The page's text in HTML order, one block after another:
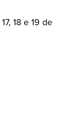
18 e 19 de